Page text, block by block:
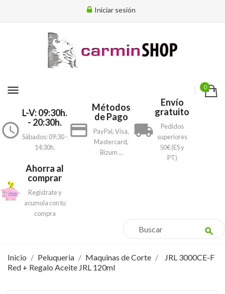
Iniciar sesión
menu 0
access_time
L-V: 09:30h.
- 20:30h.
Sábados: 09:30 -
14:30h.
payment
Métodos
de Pago
PayPal, Visa,
Mastercard,
Bizum ...
local_shipping
Envío
gratuito
Pedidos
superiores
50€ (ES y
PT)
Ahorra al
comprar
Registrate y
acumula con tu
compra
search
Inicio Peluqueria Maquinas de Corte
JRL 3000CE-F
Red + Regalo Aceite JRL 120ml